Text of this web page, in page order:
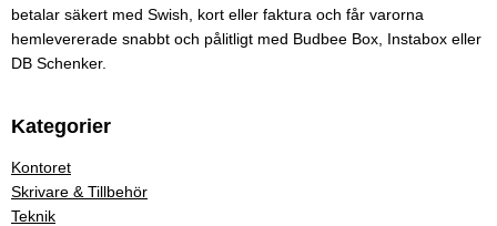
betalar säkert med Swish, kort eller faktura och får varorna
hemlevererade snabbt och pålitligt med Budbee Box, Instabox eller
DB Schenker.
Kategorier
Kontoret
Skrivare & Tillbehör
Teknik